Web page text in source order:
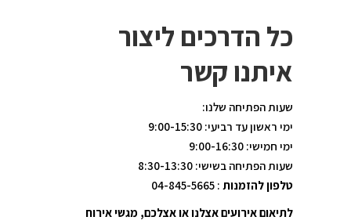
כל הדרכים ליצור
איתנו קשר
שעות הפתיחה שלנו:
ימי ראשון עד רביעי: 9:00-15:30
ימי חמישי: 9:00-16:30
שעות הפתיחה בשישי: 8:30-13:30
טלפון להזמנות :
04-845-5665
לתיאום אירועים אצלנו או אצלכם, מגשי אירוח